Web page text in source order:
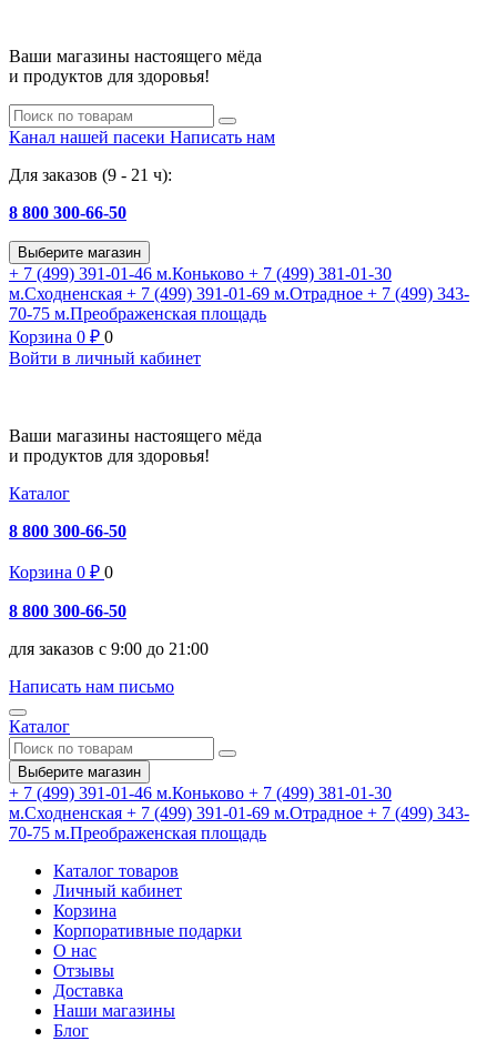
Ваши магазины настоящего мёда
и продуктов для здоровья!
Канал нашей пасеки Написать нам
Для заказов (9 - 21 ч):
8 800 300-66-50
Выберите магазин
+ 7 (499) 391-01-46 м.Коньково + 7 (499) 381-01-30
м.Сходненская + 7 (499) 391-01-69 м.Отрадное + 7 (499) 343-
70-75 м.Преображенская площадь
Корзина 0 ₽ 0
Войти в личный кабинет
Ваши магазины настоящего мёда
и продуктов для здоровья!
Каталог
8 800 300-66-50
Корзина 0 ₽ 0
8 800 300-66-50
для заказов с 9:00 до 21:00
Написать нам письмо
Каталог
Выберите магазин
+ 7 (499) 391-01-46 м.Коньково + 7 (499) 381-01-30
м.Сходненская + 7 (499) 391-01-69 м.Отрадное + 7 (499) 343-
70-75 м.Преображенская площадь
Каталог товаров
Личный кабинет
Корзина
Корпоративные подарки
О нас
Отзывы
Доставка
Наши магазины
Блог